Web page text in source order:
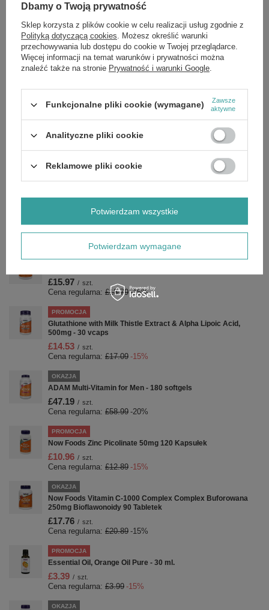
Unikalna mieszanka: [Forsycja (F. suspensa)(owoc), Lukrecja
(Glycyrrhiza glabra)(korzeń), Wiąz Czerwony (Ulmus fulva)(kora), Kit
pszczeli, Goździkowiec (Syzgium aromaticum), Gorzknik Kanadyjski
(Hydrastis canadensis)(korzeń), Mirra (Commiphora myrrha)
(gumowżywica), Echinacea (Echinacea purpurea)(korzeń)(extract)] 1.6
ml †
dziennego spożycia.
Unikalna mieszanka:, woda, alkohol zbożowy (20%), nośnik: gliceryna
Marka
Zobacz również
£15.97 / szt.
Cena regularna: £18.79 -15%
PROMOCJA
Glutathione with Milk Thistle Extract & Alpha Lipoic Acid,
500mg - 30 vcaps
£14.53 / szt.
Cena regularna: £17.09 -15%
OKAZJA
ADAM Multi-Vitamin for Men - 180 softgels
£47.19 / szt.
Cena regularna: £58.99 -20%
PROMOCJA
Now Foods Zinc Picolinate 50mg 120 Kapsułek
£10.96 / szt.
Cena regularna: £12.89 -15%
OKAZJA
Now Foods Vitamin C-1000 Complex Complex Buforowana
250mg Bioflawonoidy 90 Tabletek
£17.76 / szt.
Cena regularna: £20.89 -15%
PROMOCJA
Essential Oil, Orange Oil Pure - 30 ml.
£3.39 / szt.
Cena regularna: £3.99 -15%
OKAZJA
Dbamy o Twoją prywatność
Sklep korzysta z plików cookie w celu realizacji usług zgodnie z
Polityką dotyczącą cookies. Możesz określić warunki
przechowywania lub dostępu do cookie w Twojej przeglądarce.
Więcej informacji na temat warunków i prywatności można
znaleźć także na stronie Prywatność i warunki Google.
Funkcjonalne pliki cookie (wymagane)
Zawsze
aktywne
Analityczne pliki cookie
Reklamowe pliki cookie
Potwierdzam wymagane
Potwierdzam wszystkie